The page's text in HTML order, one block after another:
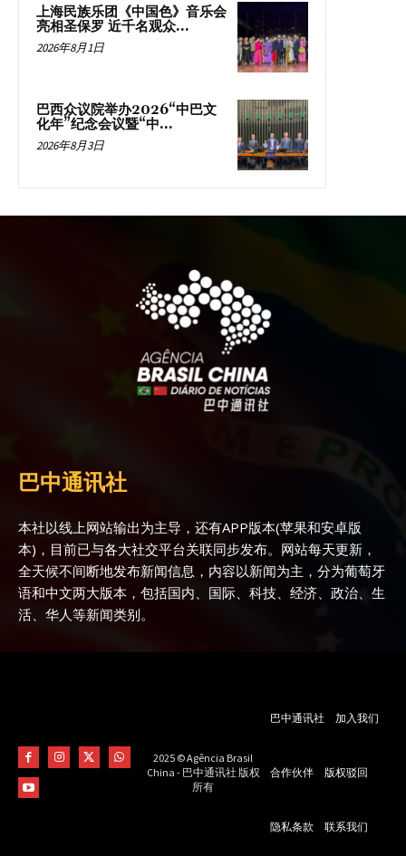
上海民族乐团《中国色》音乐会
亮相圣保罗 近千名观众...
2026年8月1日
巴西众议院举办2026“中巴文
化年”纪念会议暨“中...
2026年8月3日
巴中通讯社
本社以线上网站输出为主导，还有APP版本(苹果和安卓版
本)，目前已与各大社交平台关联同步发布。网站每天更新，
全天候不间断地发布新闻信息，内容以新闻为主，分为葡萄牙
语和中文两大版本，包括国内、国际、科技、经济、政治、生
活、华人等新闻类别。
2025 © Agência Brasil
China - 巴中通讯社 版权
所有
巴中通讯社 加入我们
合作伙伴 版权驳回
隐私条款 联系我们